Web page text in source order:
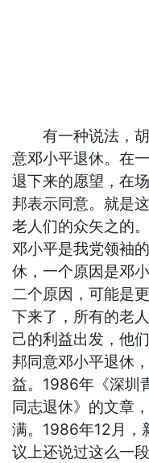
有一种说法，胡
意邓小平退休。在
退下来的愿望，在
邦表示同意。就是
老人们的众矢之的
邓小平是我党领袖
休，一个原因是邓
二个原因，可能是
下来了，所有的老
己的利益出发，他
邦同意邓小平退休
益。1986年《深圳
同志退休》的文章
满。1986年12月，
议上还说过这么一